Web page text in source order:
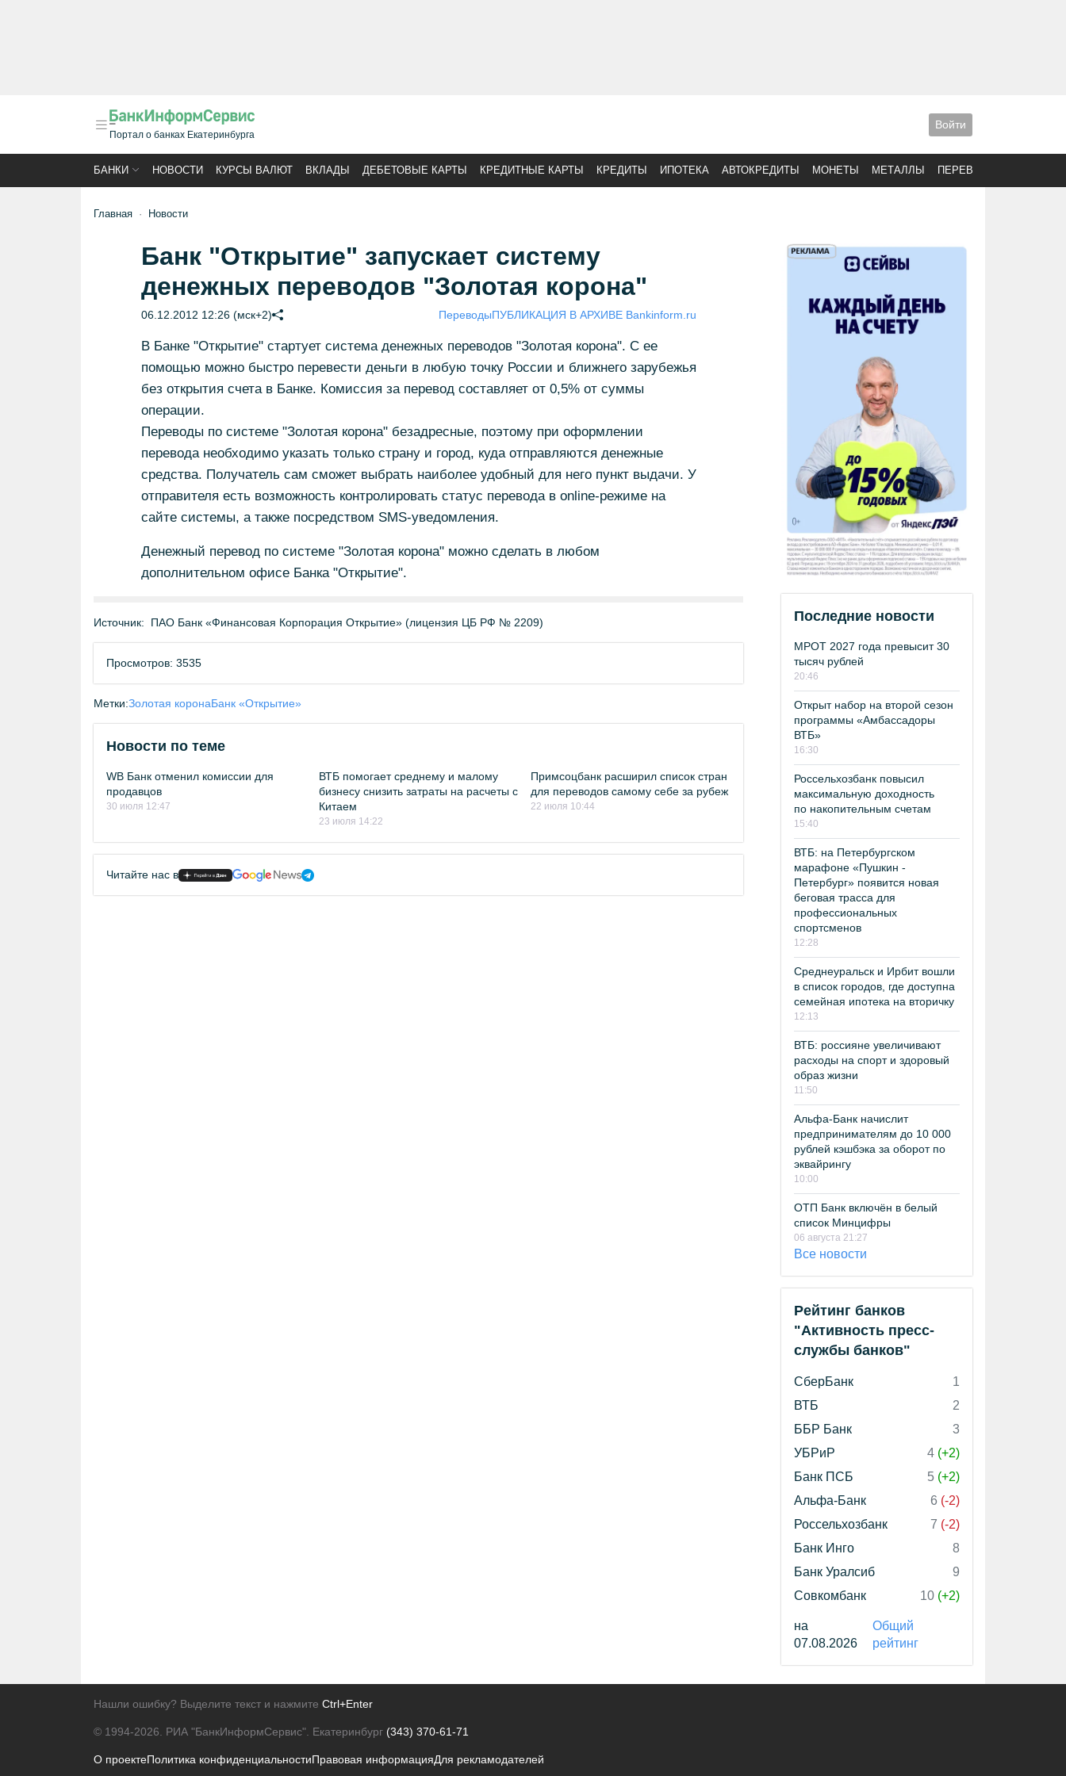
Портал о банках Екатеринбурга
Войти
БАНКИ НОВОСТИ КУРСЫ ВАЛЮТ ВКЛАДЫ ДЕБЕТОВЫЕ КАРТЫ КРЕДИТНЫЕ КАРТЫ КРЕДИТЫ ИПОТЕКА АВТОКРЕДИТЫ МОНЕТЫ МЕТАЛЛЫ ПЕРЕВОДЫ
Главная Новости
Банк "Открытие" запускает систему
денежных переводов "Золотая корона"
06.12.2012 12:26 (мск+2) ПереводыПУБЛИКАЦИЯ В АРХИВЕ Bankinform.ru
В Банке "Открытие" стартует система денежных переводов "Золотая корона". С ее
помощью можно быстро перевести деньги в любую точку России и ближнего зарубежья
без открытия счета в Банке. Комиссия за перевод составляет от 0,5% от суммы
операции.
Переводы по системе "Золотая корона" безадресные, поэтому при оформлении
перевода необходимо указать только страну и город, куда отправляются денежные
средства. Получатель сам сможет выбрать наиболее удобный для него пункт выдачи. У
отправителя есть возможность контролировать статус перевода в online-режиме на
сайте системы, а также посредством SMS-уведомления.
Денежный перевод по системе "Золотая корона" можно сделать в любом
дополнительном офисе Банка "Открытие".
Источник: ПАО Банк «Финансовая Корпорация Открытие» (лицензия ЦБ РФ № 2209)
Просмотров: 3535
Метки:Золотая коронаБанк «Открытие»
Новости по теме
WB Банк отменил комиссии для
продавцов
30 июля 12:47
ВТБ помогает среднему и малому
бизнесу снизить затраты на расчеты с
Китаем
23 июля 14:22
Примсоцбанк расширил список стран
для переводов самому себе за рубеж
22 июля 10:44
Читайте нас в
Последние новости
МРОТ 2027 года превысит 30
тысяч рублей
20:46
Открыт набор на второй сезон
программы «Амбассадоры
ВТБ»
16:30
Россельхозбанк повысил
максимальную доходность
по накопительным счетам
15:40
ВТБ: на Петербургском
марафоне «Пушкин -
Петербург» появится новая
беговая трасса для
профессиональных
спортсменов
12:28
Среднеуральск и Ирбит вошли
в список городов, где доступна
семейная ипотека на вторичку
12:13
ВТБ: россияне увеличивают
расходы на спорт и здоровый
образ жизни
11:50
Альфа-Банк начислит
предпринимателям до 10 000
рублей кэшбэка за оборот по
эквайрингу
10:00
ОТП Банк включён в белый
список Минцифры
06 августа 21:27
Все новости
Рейтинг банков
"Активность пресс-
службы банков"
СберБанк
1
ВТБ
2
ББР Банк
3
УБРиР
4 (+2)
Банк ПСБ
5 (+2)
Альфа-Банк
6 (-2)
Россельхозбанк
7 (-2)
Банк Инго
8
Банк Уралсиб
9
Совкомбанк
10 (+2)
на
07.08.2026
Общий
рейтинг
Нашли ошибку? Выделите текст и нажмите Ctrl+Enter
© 1994-2026. РИА "БанкИнформСервис". Екатеринбург (343) 370-61-71
О проектеПолитика конфиденциальностиПравовая информацияДля рекламодателей